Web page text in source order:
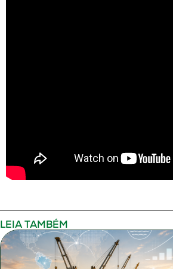
LEIA TAMBÉM